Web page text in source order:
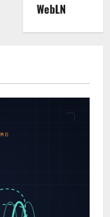
WebLN